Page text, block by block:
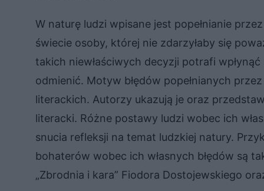
W naturę ludzi wpisane jest popełnianie
świecie osoby, której nie zdarzyłaby się
takich niewłaściwych decyzji potrafi
odmienić. Motyw błędów popełnianych
literackich. Autorzy ukazują je oraz
literacki. Różne postawy ludzi wobec ich
snucia refleksji na temat ludzkiej natury.
bohaterów wobec ich własnych błędów są
„Zbrodnia i kara” Fiodora Dostojewskiego